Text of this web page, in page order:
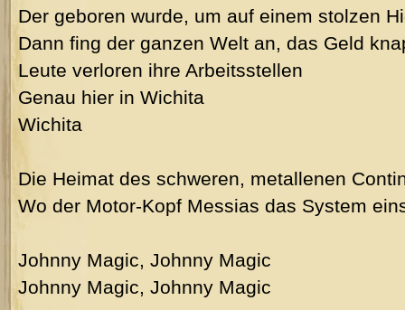
Der geboren wurde, um auf einem stolzen
Dann fing der ganzen Welt an, das Geld
Leute verloren ihre Arbeitsstellen
Genau hier in Wichita
Wichita
Die Heimat des schweren, metallenen
Wo der Motor-Kopf Messias das System
Johnny Magic, Johnny Magic
Johnny Magic, Johnny Magic